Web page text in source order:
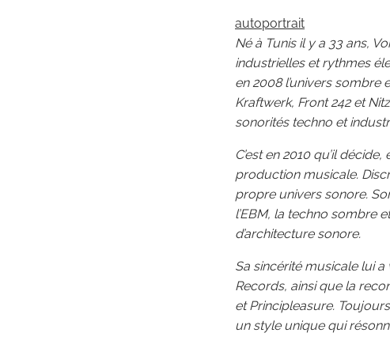
autoportrait
Né à Tunis il y a 33 ans,
industrielles et rythmes
en 2008 l’univers
Kraftwerk, Front 242 et
sonorités techno et
C’est en 2010 qu’il
production musicale.
propre univers sonore.
l’EBM, la techno sombre
d’architecture sonore.
Sa sincérité musicale lui
Records, ainsi que la
et Principleasure.
un style unique qui